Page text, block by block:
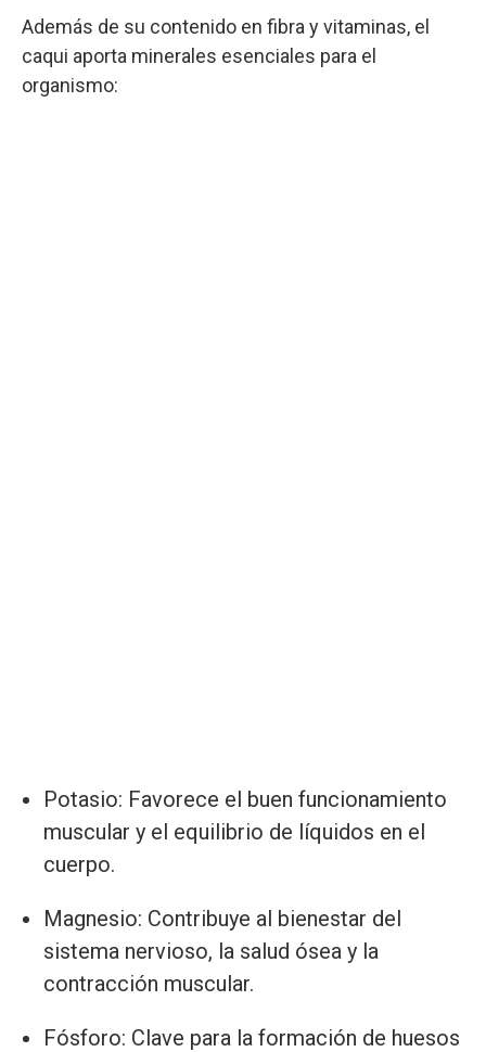
Además de su contenido en fibra y vitaminas, el
caqui aporta minerales esenciales para el
organismo:
Potasio: Favorece el buen funcionamiento
muscular y el equilibrio de líquidos en el
cuerpo.
Magnesio: Contribuye al bienestar del
sistema nervioso, la salud ósea y la
contracción muscular.
Fósforo: Clave para la formación de huesos